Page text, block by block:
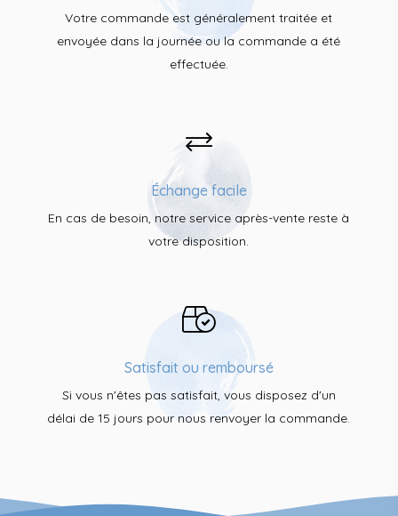
Votre commande est généralement traitée et
envoyée dans la journée ou la commande a été
effectuée.
Échange facile
En cas de besoin, notre service après-vente reste à
votre disposition.
Satisfait ou remboursé
Si vous n'êtes pas satisfait, vous disposez d'un
délai de 15 jours pour nous renvoyer la commande.